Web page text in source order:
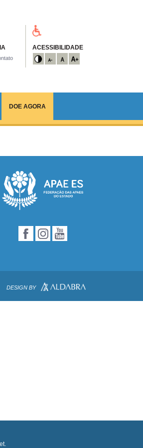
ACESSIBILIDADE
DOE AGORA
DESIGN BY